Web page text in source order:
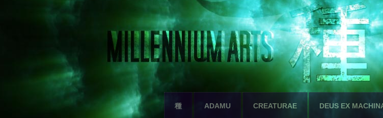
種 ADAMU CREATURAE DEUS EX